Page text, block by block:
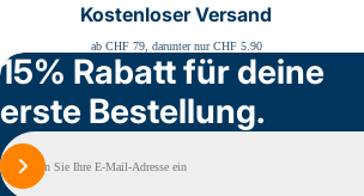
Kostenloser Versand
ab CHF 79, darunter nur CHF 5.90
15% Rabatt für deine
erste Bestellung.
Mail
Melden Sie sich an